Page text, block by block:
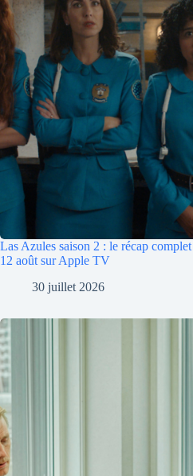
Las Azules saison 2 : le récap
12 août sur Apple TV
30 juillet 2026